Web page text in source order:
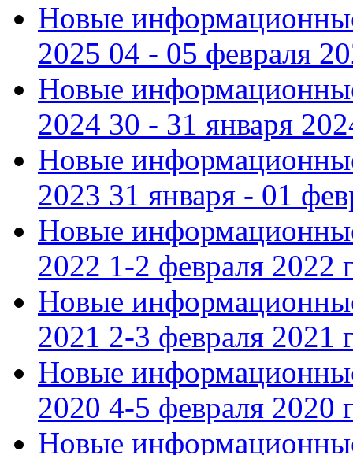
Новые
2025 04 - 05 февраля
Новые
2024 30 - 31 января
Новые
2023 31 января - 01
Новые
2022 1-2 февраля 2022
Новые
2021 2-3 февраля 2021
Новые
2020 4-5 февраля 2020
Новые